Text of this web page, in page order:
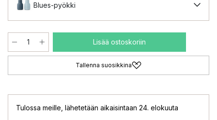
Blues-pyökki
Lisää ostoskoriin
Tallenna suosikkina
Tulossa meille lähetetään aikaisintaan 24. elokuuta